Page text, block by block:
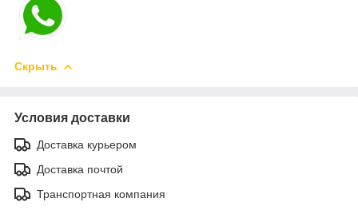
Скрыть
Условия доставки
Доставка курьером
Доставка почтой
Транспортная компания